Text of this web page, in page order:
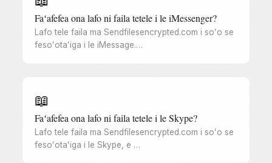
Faʻafefea ona lafo ni faila tetele i le iMessenger?
Lafo tele faila ma Sendfilesencrypted.com i soʻo se
fesoʻotaʻiga i le iMessage.…
📖
Faʻafefea ona lafo ni faila tetele i le Skype?
Lafo tele faila ma Sendfilesencrypted.com i soʻo se
fesoʻotaʻiga i le Skype, e …